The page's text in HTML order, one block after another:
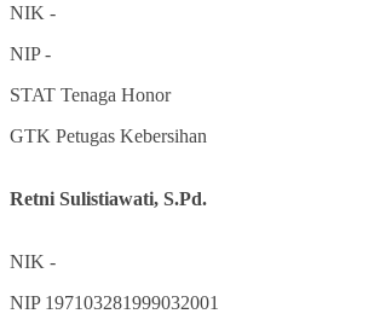
NIK -
NIP-
STAT Tenaga Honor
GTK Petugas Kebersihan
Retni Sulistiawati, S.Pd.
NIK -
NIP 197103281999032001